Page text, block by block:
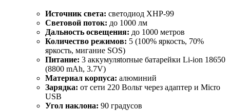
Источник света: светодиод XHP-99
Световой поток: до 1000 лм
Дальность освещения: до 1000 метров
Количество режимов: 5 (100% яркость, 70%
яркость, мигание SOS)
Питание: 3 аккумуляtorные батарейки Li-ion 18650
(8800 mAh, 3.7V)
Материал корпуса: алюминий
Зарядка: от сети 220 Вольт через адаптер и Micro
USB
Угол наклона: 90 градусов